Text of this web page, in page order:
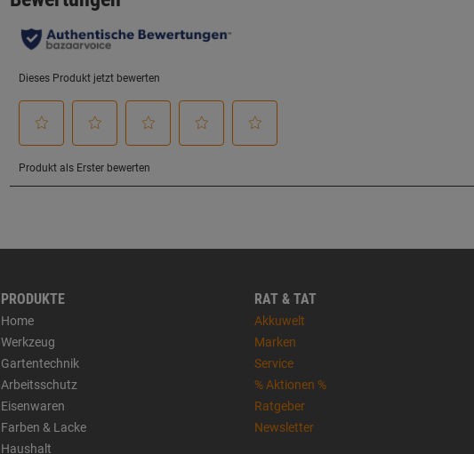
PRODUKTE
Home
Werkzeug
Gartentechnik
Arbeitsschutz
Eisenwaren
Farben & Lacke
Haushalt
RAT & TAT
Akkuwelt
Marken
Service
% Aktionen %
Ratgeber
Newsletter